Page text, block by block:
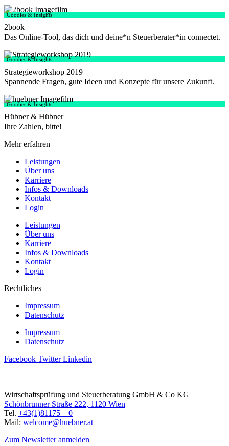
Goodies & Insights
2book
Das Online-Tool, das dich und deine*n Steuerberater*in connectet.
Goodies & Insights
Strategieworkshop 2019
Spannende Fragen, gute Ideen und Konzepte für unsere Zukunft.
Goodies & Insights
Hübner & Hübner
Ihre Zahlen, bitte!
Mehr erfahren
Leistungen
Über uns
Karriere
Infos & Downloads
Kontakt
Login
Leistungen
Über uns
Karriere
Infos & Downloads
Kontakt
Login
Rechtliches
Impressum
Datenschutz
Impressum
Datenschutz
Facebook Twitter Linkedin
Wirtschaftsprüfung und Steuerberatung GmbH & Co KG
Schönbrunner Straße 222, 1120 Wien
Tel. +43(1)81175 – 0
Mail: welcome@huebner.at
Zum Newsletter anmelden